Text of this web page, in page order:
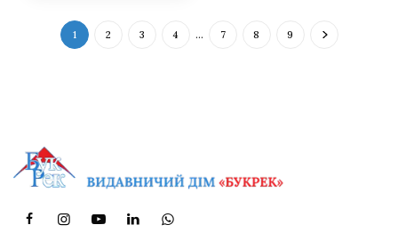
1 2 3 4 … 7 8 9